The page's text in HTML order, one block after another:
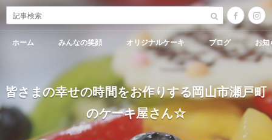
ホーム みんなの笑顔 オリジナルケーキ ブログ お知
皆さまの幸せの時間をお作りする岡山市瀬戸町
のケーキ屋さん☆